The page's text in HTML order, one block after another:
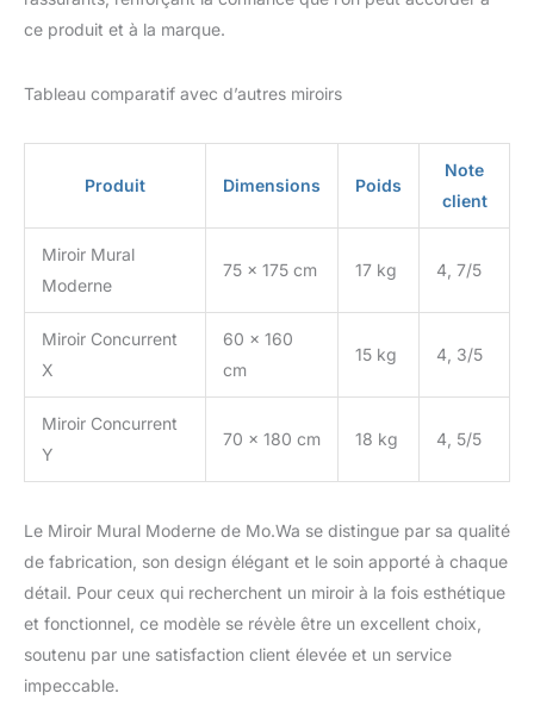
ce produit et à la marque.
Tableau comparatif avec d’autres miroirs
Produit Dimensions Poids
Note
client
Miroir Mural
Moderne
75 x 175 cm 17 kg 4, 7/5
Miroir Concurrent
X
60 x 160
cm
15 kg 4, 3/5
Miroir Concurrent
Y
70 x 180 cm 18 kg 4, 5/5
Le Miroir Mural Moderne de Mo.Wa se distingue par sa qualité
de fabrication, son design élégant et le soin apporté à chaque
détail. Pour ceux qui recherchent un miroir à la fois esthétique
et fonctionnel, ce modèle se révèle être un excellent choix,
soutenu par une satisfaction client élevée et un service
impeccable.